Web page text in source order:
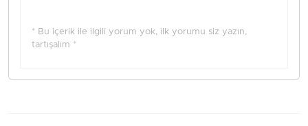
* Bu içerik ile ilgili yorum yok, ilk yorumu siz yazın,
tartışalım *